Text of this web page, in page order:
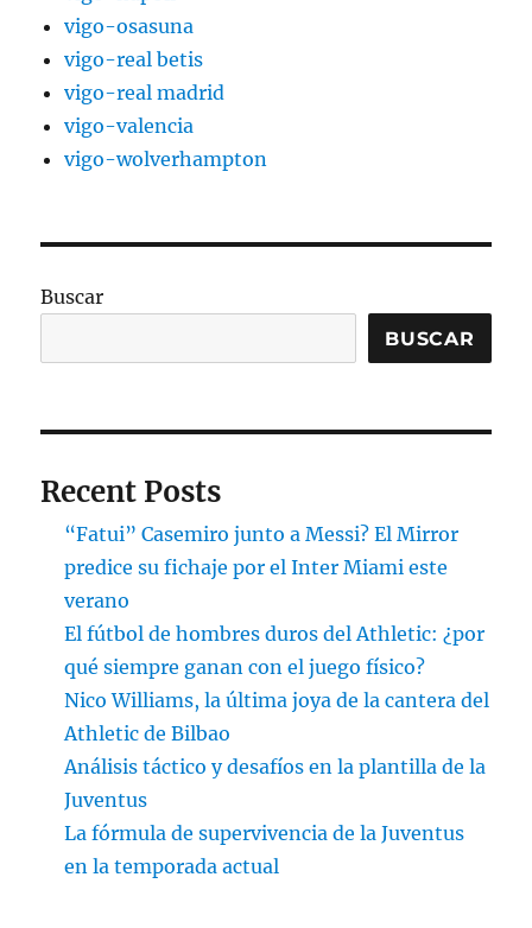
vigo-osasuna
vigo-real betis
vigo-real madrid
vigo-valencia
vigo-wolverhampton
Buscar
BUSCAR
Recent Posts
“Fatui” Casemiro junto a Messi? El Mirror
predice su fichaje por el Inter Miami este
verano
El fútbol de hombres duros del Athletic: ¿por
qué siempre ganan con el juego físico?
Nico Williams, la última joya de la cantera del
Athletic de Bilbao
Análisis táctico y desafíos en la plantilla de la
Juventus
La fórmula de supervivencia de la Juventus
en la temporada actual